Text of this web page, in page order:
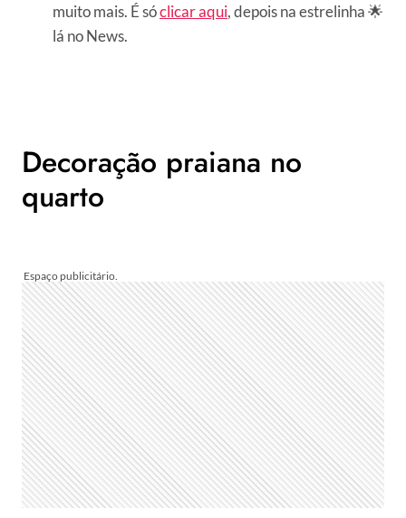
muito mais. É sóclicar aqui, depois na estrelinha 🌟
lá no News.
Decoração praiana no
quarto